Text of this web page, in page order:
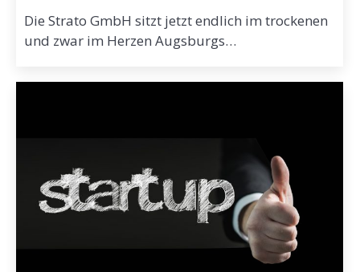
Die Strato GmbH sitzt jetzt endlich im trockenen
und zwar im Herzen Augsburgs…